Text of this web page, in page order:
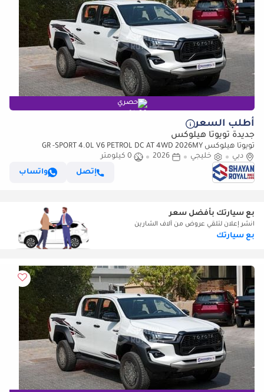
حصري
أطلب السعر
جديدة تويوتا هيلوكس
تويوتا هيلوكس GR -SPORT 4.0L V6 PETROL DC AT 4WD 2026MY
دبي
خليجي 2026
0 كيلومتر
إتصل
واتساب
بع سيارتك بأفضل سعر
انشر إعلان لتلقي عروض من آلاف الشارين
بع سيارتك